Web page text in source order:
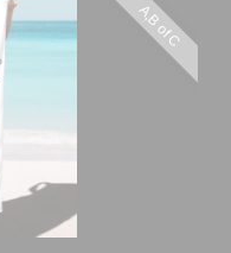
A,B of C